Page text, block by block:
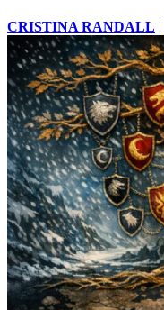
CRISTINA RANDALL |